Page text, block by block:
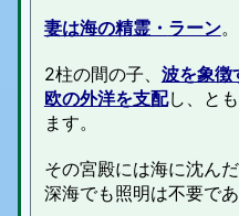
妻は海の精霊・ ラーン。
2柱の間の子、 波を象徴
欧の外洋を支配し、と
ます。
その宮殿には海に沈ん
深海でも照明は不要であ